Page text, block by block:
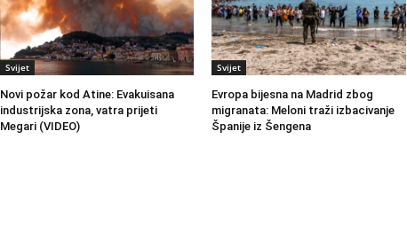
Svijet
Novi požar kod Atine: Evakuisana
industrijska zona, vatra prijeti
Megari (VIDEO)
Svijet
Evropa bijesna na Madrid zbog
migranata: Meloni traži izbacivanje
Španije iz Šengena